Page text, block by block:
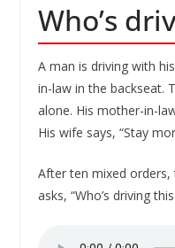
Who’s
A man is driving with
in-law in the backseat.
alone. His mother-in-
His wife says, “Stay
After ten mixed
asks, “Who’s driving